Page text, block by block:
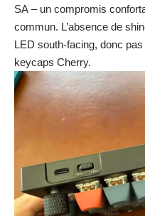
SA – un compromis
commun. L’absence de
LED south‑facing, donc
keycaps Cherry.